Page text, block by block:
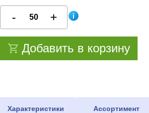
Добавить в корзину
Характеристики Ассортимент